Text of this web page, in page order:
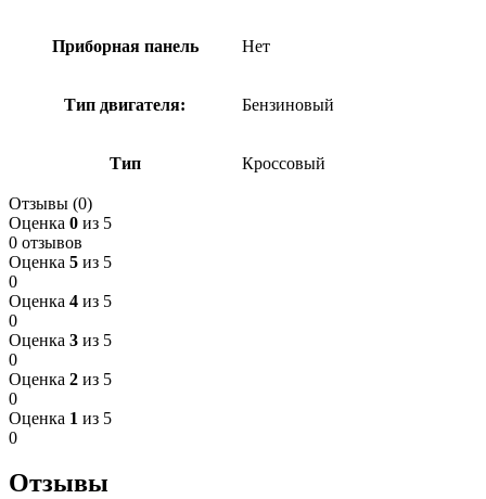
Приборная панель Нет
Тип двигателя: Бензиновый
Тип Кроссовый
Отзывы (0)
Оценка 0 из 5
0 отзывов
Оценка 5 из 5
0
Оценка 4 из 5
0
Оценка 3 из 5
0
Оценка 2 из 5
0
Оценка 1 из 5
0
Отзывы